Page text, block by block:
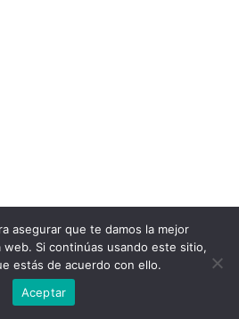
asegurar que te damos la mejor
Si continúas usando este sitio,
estás de acuerdo con ello.
Aceptar